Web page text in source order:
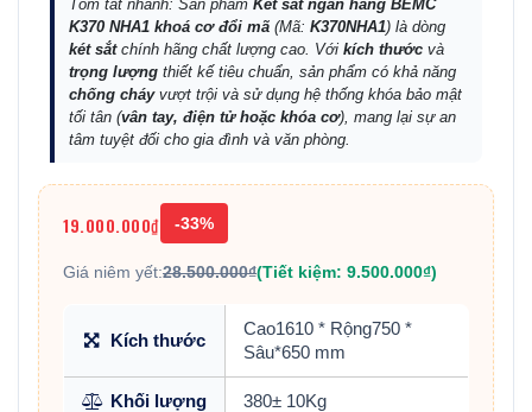
Tóm tắt nhanh: Sản phẩm Két sắt ngân hàng BEMC
K370 NHA1 khoá cơ đổi mã (Mã: K370NHA1) là dòng
két sắtchính hãng chất lượng cao. Với kích thước và
trọng lượng thiết kế tiêu chuẩn, sản phẩm có khả năng
chống cháyvượt trội và sử dụng hệ thống khóa bảo mật
tối tân (vân tay, điện tử hoặc khóa cơ), mang lại sự an
tâm tuyệt đối cho gia đình và văn phòng.
19.000.000₫ -33%
Giá niêm yết:28.500.000₫(Tiết kiệm: 9.500.000₫)
Kích thước
Cao1610 * Rộng750 *
Sâu*650 mm
Khối lượng 380± 10Kg